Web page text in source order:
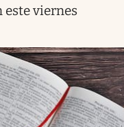
este viernes